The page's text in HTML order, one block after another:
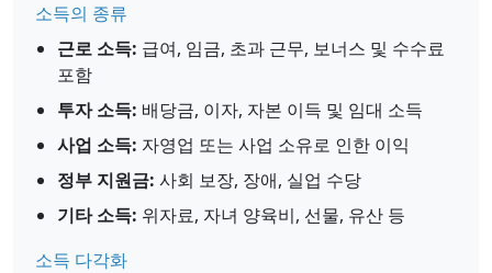
소득의 종류
근로 소득: 급여, 임금, 초과 근무, 보너스 및 수수료
포함
투자 소득: 배당금, 이자, 자본 이득 및 임대 소득
사업 소득: 자영업 또는 사업 소유로 인한 이익
정부 지원금: 사회 보장, 장애, 실업 수당
기타 소득: 위자료, 자녀 양육비, 선물, 유산 등
소득 다각화